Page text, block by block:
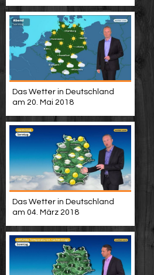
Das Wetter in Deutschland
am 20. Mai 2018
Das Wetter in Deutschland
am 04. März 2018